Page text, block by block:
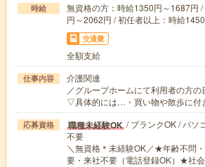
時給
無資格の方：時給1350円～1687円
円～2062円 / 初任者以上：時給
交通費
全額支給
仕事内容
介護関連
／グループホームにて利用者の方の
▽具体的には…・買い物や散歩に付
応募資格 職種未経験OK / ブランクOK / パソ
不要
＼無資格＊未経験OK／★年齢不問
要・来社不要（電話登録OK）★社